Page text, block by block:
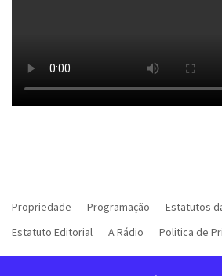
Propriedade Programação
Estatutos
Estatuto Editorial
A Rádio Politica de